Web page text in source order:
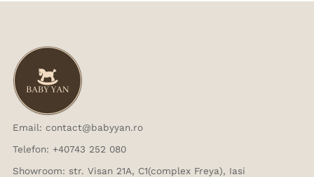
Email: contact@babyyan.ro
Telefon: +40743 252 080
Showroom: str. Visan 21A, C1(complex Freya), Iasi